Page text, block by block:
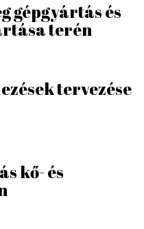
gépgyártás és
terén
tervezése
kő- és